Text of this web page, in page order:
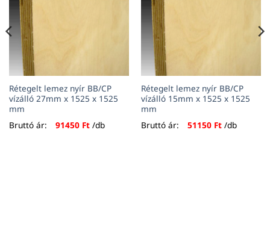
Rétegelt lemez nyír BB/CP
vízálló 27mm x 1525 x 1525
mm
Bruttó ár:
91450 Ft/db
Rétegelt lemez nyír BB/CP
vízálló 15mm x 1525 x 1525
mm
Bruttó ár:
51150 Ft/db